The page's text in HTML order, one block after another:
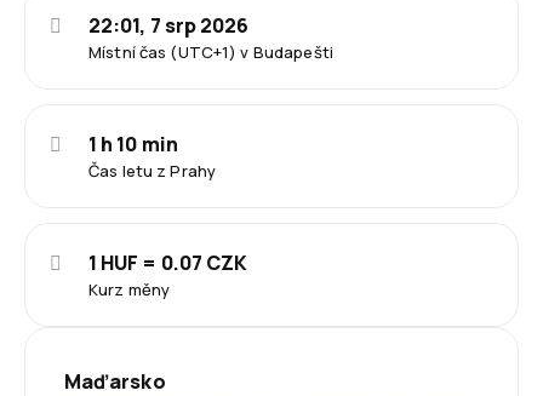
Místní čas (UTC+1) v Budapešti
22:01, 7 srp 2026
Čas letu z Prahy
1 h 10 min
Kurz měny
1 HUF = 0.07 CZK
Maďarsko